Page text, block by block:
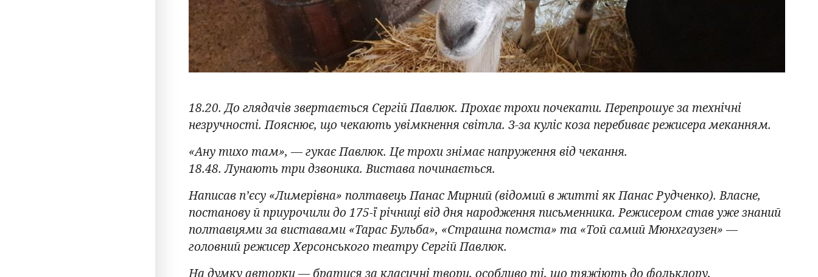
18.20. До глядачів звертається Сергій Павлюк. Прохає трохи почекати. Перепрошує за технічні
незручності. Пояснює, що чекають увімкнення світла. З-за куліс коза перебиває режисера меканням.
«Ану тихо там», — гукає Павлюк. Це трохи знімає напруження від чекання.
18.48. Лунають три дзвоника. Вистава починається.
Написав п’єсу «Лимерівна» полтавець Панас Мирний (відомий в житті як Панас Рудченко). Власне,
постанову й приурочили до 175-ї річниці від дня народження письменника. Режисером став уже знаний
полтавцями за виставами «Тарас Бульба», «Страшна помста» та «Той самий Мюнхгаузен» —
головний режисер Херсонського театру Сергій Павлюк.
На думку авторки — братися за класичні твори, особливо ті, що тяжіють до фольклору,